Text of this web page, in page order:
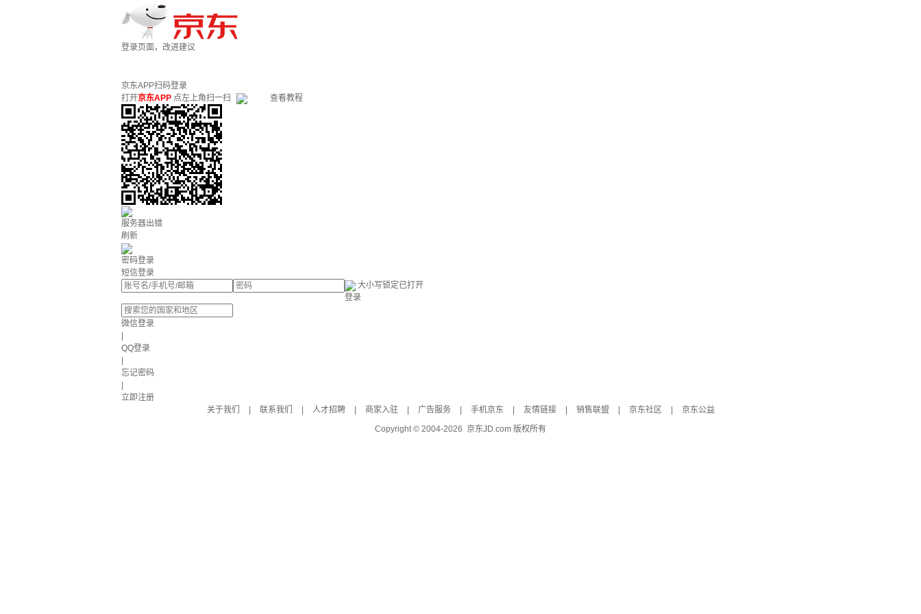
登录页面，改进建议
京东APP扫码登录
打开京东APP 点左上角扫一扫 查看教程
服务器出错
刷新
密码登录
短信登录
大小写锁定已打开
登录
微信登录
QQ登录
忘记密码
立即注册
关于我们
联系我们 人才招聘 商家入驻 广告服务 手机京东 友情链接 销售联盟 京东社区
京东公益
Copyright © 2004-2026 京东JD.com 版权所有